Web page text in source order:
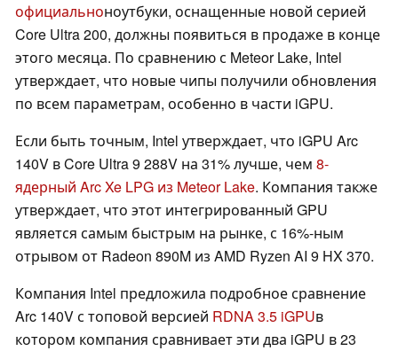
официальноноутбуки, оснащенные новой серией
Core Ultra 200, должны появиться в продаже в конце
этого месяца. По сравнению с Meteor Lake, Intel
утверждает, что новые чипы получили обновления
по всем параметрам, особенно в части iGPU.
Если быть точным, Intel утверждает, что iGPU Arc
140V в Core Ultra 9 288V на 31% лучше, чем 8-
ядерный Arc Xe LPG из Meteor Lake. Компания также
утверждает, что этот интегрированный GPU
является самым быстрым на рынке, с 16%-ным
отрывом от Radeon 890M из AMD Ryzen AI 9 HX 370.
Компания Intel предложила подробное сравнение
Arc 140V с топовой версией RDNA 3.5 iGPUв
котором компания сравнивает эти два iGPU в 23